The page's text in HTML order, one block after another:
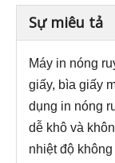
Sự miêu tả
Máy in nóng
giấy, bìa giấy
dụng in nóng
dễ khô và
nhiệt độ